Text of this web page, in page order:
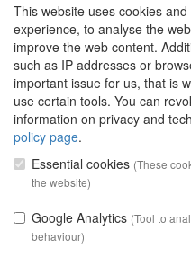
This website uses cookies
experience, to analyse the
improve the web content.
such as IP addresses or
important issue for us, that is
use certain tools. You can
information on privacy and
policy page.
Essential cookies (These
the website)
Google Analytics (Tool to
behaviour)